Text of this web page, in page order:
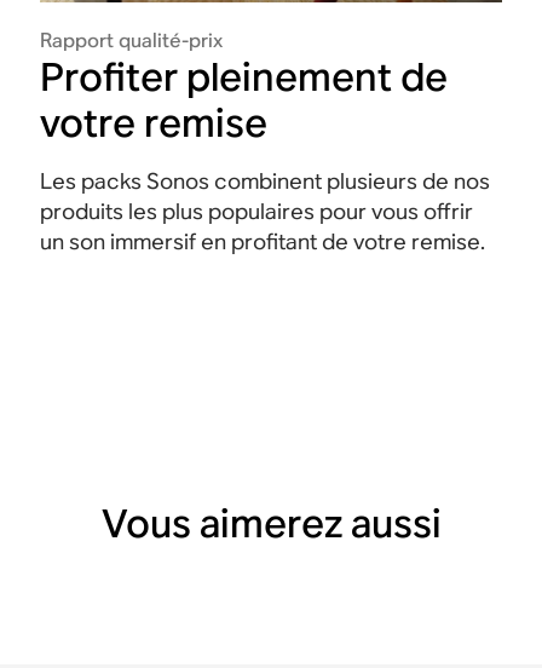
Rapport qualité-prix
Profiter pleinement de
votre remise
Les packs Sonos combinent plusieurs de nos
produits les plus populaires pour vous offrir
un son immersif en profitant de votre remise.
Vous aimerez aussi